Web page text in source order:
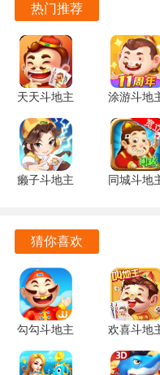
金牌斗地主游戏特色
1. 多样化的游戏玩法让
既有策略性强的玩法，
的需求。
2. 游戏界面设计简洁，
体验，让人能够专注于
4. 金牌斗地主注重社交互
享游戏乐趣，增加了游戏
金牌斗地主怎么玩
则，包括牌型、出牌顺
热门推荐
天天斗地主
3.00.0039
安卓版
涂游斗地
3.6.0720
安卓版
癞子斗地主
同城斗地
猜你喜欢
勾勾斗地主
6.01.01 安
卓版
欢喜斗地
赢话费版
5.1.426